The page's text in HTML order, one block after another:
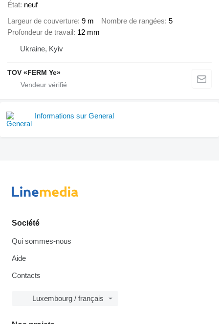
État neuf
Largeur de couverture 9 m Nombre de rangées 5
Profondeur de travail 12 mm
Ukraine, Kyiv
TOV «FERM Ye»
Informations sur General
Société
Qui sommes-nous
Aide
Contacts
Luxembourg / français